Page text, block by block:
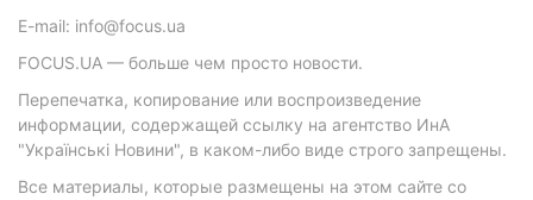
E-mail: info@focus.ua
FOCUS.UA — больше чем просто новости.
Перепечатка, копирование или воспроизведение
информации, содержащей ссылку на агентство ИнА
"Українські Новини", в каком-либо виде строго запрещены.
Все материалы, которые размещены на этом сайте со